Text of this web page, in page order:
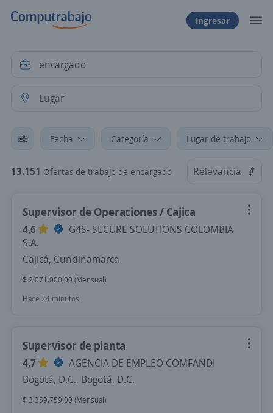
Ingresar
Fecha Categoría Lugar de trabajo
13.151 Ofertas de trabajo de encargado Relevancia
Supervisor de Operaciones / Cajica
4,6
G4S- SECURE SOLUTIONS COLOMBIA
S.A.
Cajicá, Cundinamarca
$ 2.071.000,00 (Mensual)
Hace 24 minutos
Supervisor de planta
4,7
AGENCIA DE EMPLEO COMFANDI
Bogotá, D.C., Bogotá, D.C.
$ 3.359.759,00 (Mensual)